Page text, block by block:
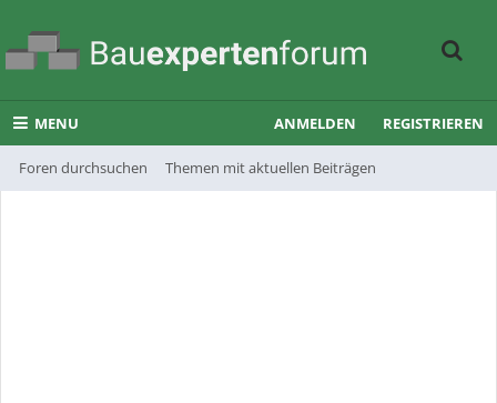
MENU
Foren durchsuchen Themen mit aktuellen Beiträgen
ANMELDEN REGISTRIEREN